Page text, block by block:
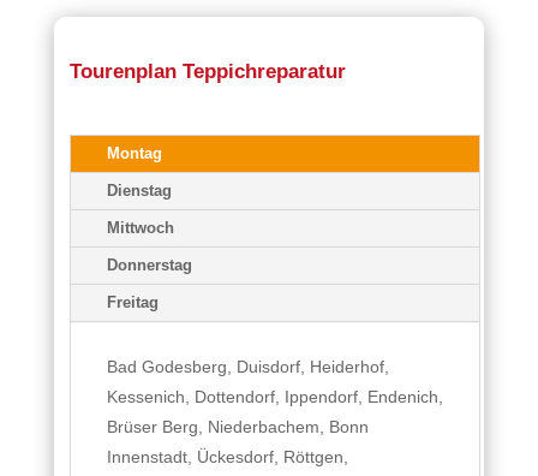
Tourenplan Teppichreparatur
Montag
Dienstag
Mittwoch
Donnerstag
Freitag
Bad Godesberg, Duisdorf, Heiderhof,
Kessenich, Dottendorf, Ippendorf, Endenich,
Brüser Berg, Niederbachem, Bonn
Innenstadt, Ückesdorf, Röttgen,